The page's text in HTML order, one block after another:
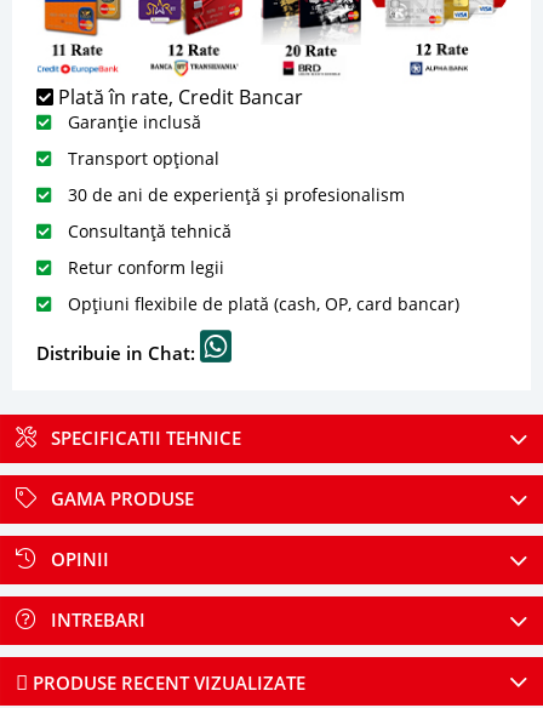
Plată în rate, Credit Bancar
Garanție inclusă
Transport opțional
30 de ani de experiență și profesionalism
Consultanță tehnică
Retur conform legii
Opțiuni flexibile de plată (cash, OP, card bancar)
Distribuie in Chat:
SPECIFICATII TEHNICE
GAMA PRODUSE
OPINII
INTREBARI
PRODUSE RECENT VIZUALIZATE